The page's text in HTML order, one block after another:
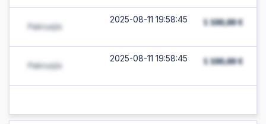
2025-08-11 19:58:45
2025-08-11 19:58:45